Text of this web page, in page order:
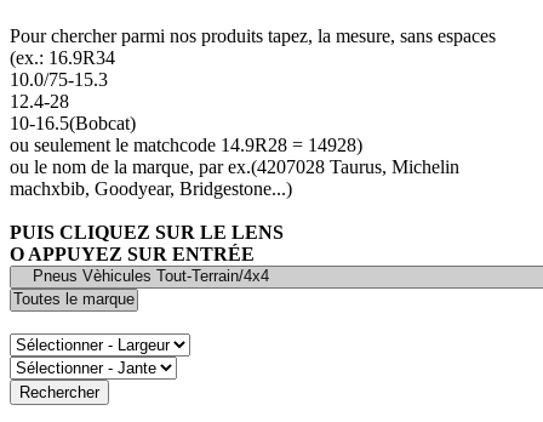
Pour chercher parmi nos produits tapez, la mesure, sans espaces
(ex.: 16.9R34
10.0/75-15.3
12.4-28
10-16.5(Bobcat)
ou seulement le matchcode 14.9R28 = 14928)
ou le nom de la marque, par ex.(4207028 Taurus, Michelin
machxbib, Goodyear, Bridgestone...)
PUIS CLIQUEZ SUR LE LENS
O APPUYEZ SUR ENTRÉE